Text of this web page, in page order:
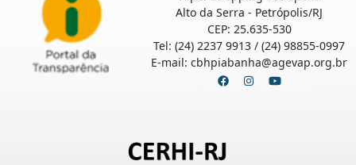
Alto da Serra - Petrópolis/RJ
CEP: 25.635-530
Tel: (24) 2237 9913 / (24) 98855-0997
E-mail: cbhpiabanha@agevap.org.br